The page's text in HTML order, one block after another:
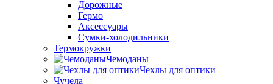
Дорожные
Гермо
Аксессуары
Сумки-холодильники
Термокружки
Чемоданы
Чехлы для оптики
Чучела